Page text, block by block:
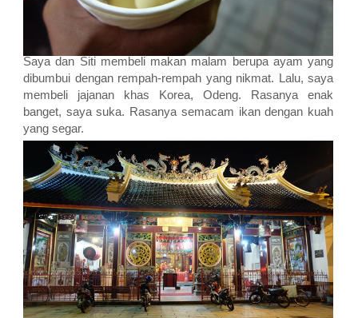
Saya dan Siti membeli makan malam berupa ayam yang
dibumbui dengan rempah-rempah yang nikmat. Lalu, saya
membeli jajanan khas Korea, Odeng. Rasanya enak
banget, saya suka. Rasanya semacam ikan dengan kuah
yang segar.